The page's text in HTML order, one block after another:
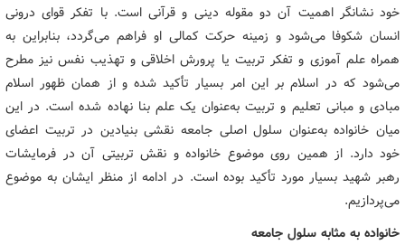
خود نشانگر اهمیت آن دو مقوله دینی و قرآنی است. با تفکر قوای درونی
انسان شکوفا می‌شود و زمینه حرکت کمالی او فراهم می‌گردد، بنابراین به
همراه علم آموزی و تفکر تربیت یا پرورش اخلاقی و تهذیب نفس نیز مطرح
می‌شود که در اسلام بر این امر بسیار تأکید شده و از همان ظهور اسلام
مبادی و مبانی تعلیم و تربیت به‌عنوان یک علم بنا نهاده شده است. در این
میان خانواده به‌عنوان سلول اصلی جامعه نقشی بنیادین در تربیت اعضای
خود دارد. از همین روی موضوع خانواده و نقش تربیتی آن در فرمایشات
رهبر شهید بسیار مورد تأکید بوده است. در ادامه از منظر ایشان به موضوع
می‌پردازیم.
خانواده به مثابه سلول جامعه